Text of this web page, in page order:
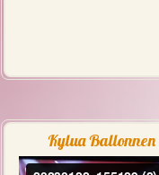
Kylua Ballonnen
Videospeler